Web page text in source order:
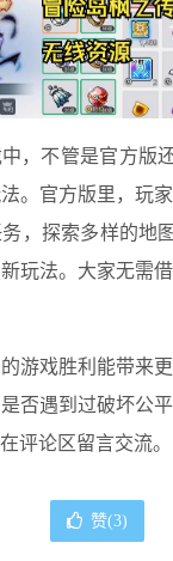
，不管是官方版
。官方版里，玩
，探索多样的地
玩法。大家无需
游戏胜利能带来
否遇到过破坏公
评论区留言交流。
赞(3)